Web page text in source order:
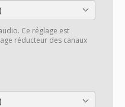
Ce réglage est
réducteur des canaux